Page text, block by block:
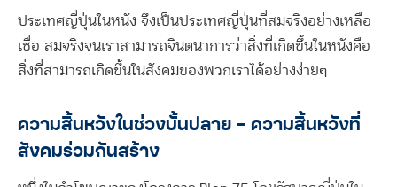
ประเทศญี่ปุ่นในหนัง จึงเป็นประเทศญี่ปุ่นที่สมจริงอย่างเหลือ
เชื่อ สมจริงจนเราสามารถจินตนาการว่าสิ่งที่เกิดขึ้นในหนังคือ
สิ่งที่สามารถเกิดขึ้นในสังคมของพวกเราได้อย่างง่ายๆ
ความสิ้นหวังในช่วงบั้นปลาย – ความสิ้นหวังที่
สังคมร่วมกันสร้าง